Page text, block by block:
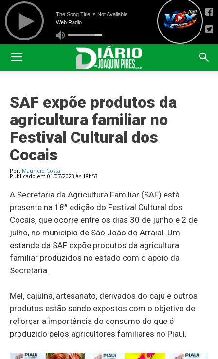
SAF expõe produtos da
agricultura familiar no
Festival Cultural dos
Cocais
Por: Maurício Costa
Publicado em 01/07/2023 às 18h53
A Secretaria da Agricultura Familiar (SAF) está
presente na 18ª edição do Festival Cultural dos
Cocais, que ocorre entre os dias 30 de junho e 2 de
julho, no município de São João do Arraial. Um
estande da SAF expõe produtos da agricultura
familiar produzidos no estado com o apoio da
Secretaria.
Mel, cajuína, artesanato, derivados do caju e outros
produtos estão sendo expostos com o objetivo de
reforçar a importância do consumo do que é
produzido pelos agricultores familiares no Piauí.